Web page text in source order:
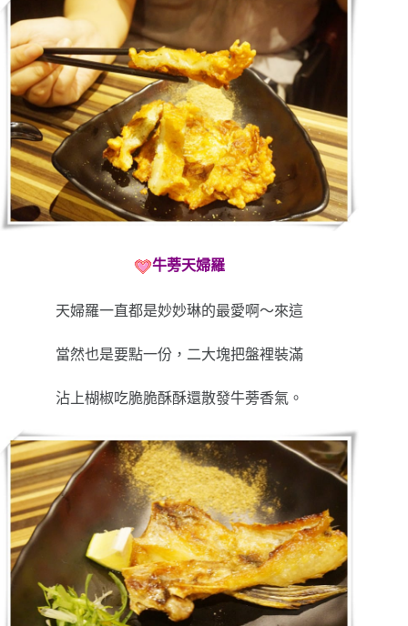
牛蒡天婦羅
天婦羅一直都是妙妙琳的最愛啊～來這
當然也是要點一份，二大塊把盤裡裝滿
沾上楜椒吃脆脆酥酥還散發牛蒡香氣。